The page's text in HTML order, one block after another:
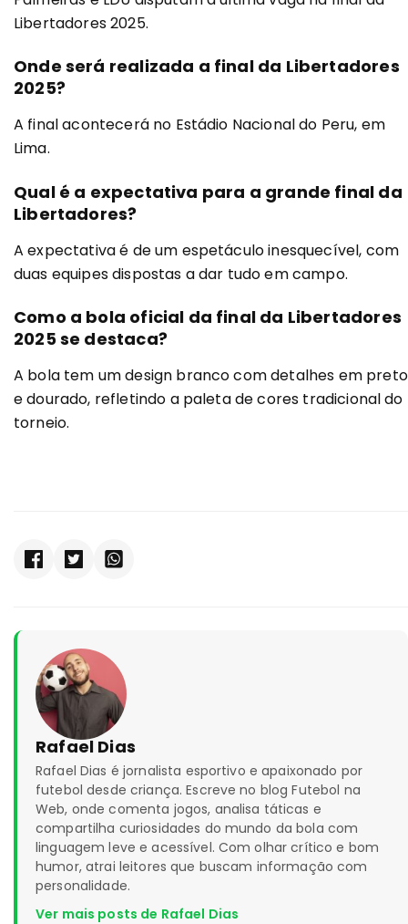
Libertadores 2025.
Onde será realizada a final da Libertadores
2025?
A final acontecerá no Estádio Nacional do Peru, em
Lima.
Qual é a expectativa para a grande final da
Libertadores?
A expectativa é de um espetáculo inesquecível, com
duas equipes dispostas a dar tudo em campo.
Como a bola oficial da final da Libertadores
2025 se destaca?
A bola tem um design branco com detalhes em preto
e dourado, refletindo a paleta de cores tradicional do
torneio.
Rafael Dias
Rafael Dias é jornalista esportivo e apaixonado por
futebol desde criança. Escreve no blog Futebol na
Web, onde comenta jogos, analisa táticas e
compartilha curiosidades do mundo da bola com
linguagem leve e acessível. Com olhar crítico e bom
humor, atrai leitores que buscam informação com
personalidade.
Ver mais posts de Rafael Dias